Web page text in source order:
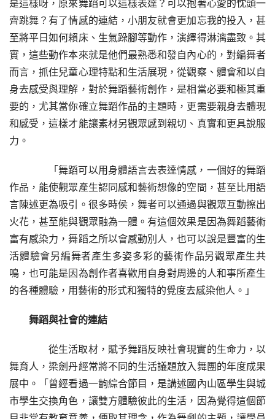
是這樣呀，原來舞蹈可以這樣表達？可以抱著心愛的忱頭一
齊跳舞？有了情感的連結，小朋友就會更加忘我的投入，甚
至將平日如何賴床、生氣跺腳等動作，演繹得淋漓盡致。其
實，這些動作本來就是他們最熟悉和發自內心的，對編舞者
而言，抓住兒童心理特點和生活展現，從觀察、體會和以自
身去感受與理解，對於舞蹈藝術創作，是相當必要和極其重
要的，尤其當你確立舞蹈作品的主題時，更需要親身去體現
和感受，這樣才能讓素材另觀眾感到親切、真實和更具說服
力。
「舞蹈可以用身體語言去表達情感，一個好的舞蹈
作品，能使觀眾產生認同感和藝術想像的空間，甚至比用語
言陳述更為吸引。很多時侯，舞者可以通過與觀眾互動擦出
火花，甚至能與觀眾融為一體。有這個效果是因為舞蹈藝術
富有感染力，舞蹈之所以會感動別人，也可以說是豐富的生
活體驗會另編舞者產生多姿多彩的藝術作品另觀眾產生共
鳴，也可能是因為創作者喜歡用自身對周邊的人和事所產生
的各種體驗，用藝術的形式和獨特的覺度去感染他人。」
舞蹈與社會的連結
從生活取材，賦予舞蹈反映社會現實的生命力，以
舞育人，梁劍丹經常將不同的生活議題放入舞團的年度成果
展中。「曾經看過一齣綜合節目，是講述國內山區學生與城
市學生交換角色，讓雙方體驗彼此的生活，因為覺得這個節